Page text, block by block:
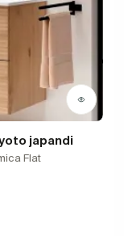
japandi
Flat